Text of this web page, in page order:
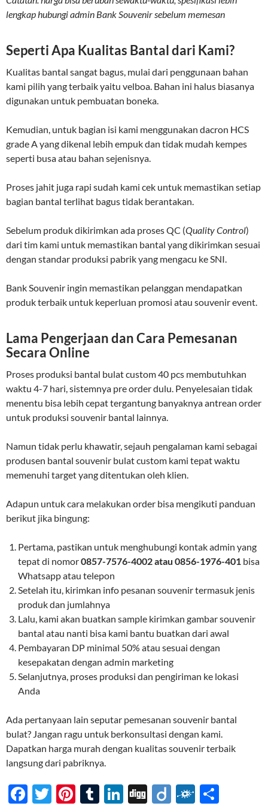
lengkap hubungi admin Bank Souvenir sebelum memesan
Seperti Apa Kualitas Bantal dari Kami?
Kualitas bantal sangat bagus, mulai dari penggunaan bahan
kami pilih yang terbaik yaitu velboa. Bahan ini halus biasanya
digunakan untuk pembuatan boneka.
Kemudian, untuk bagian isi kami menggunakan dacron HCS
grade A yang dikenal lebih empuk dan tidak mudah kempes
seperti busa atau bahan sejenisnya.
Proses jahit juga rapi sudah kami cek untuk memastikan setiap
bagian bantal terlihat bagus tidak berantakan.
Sebelum produk dikirimkan ada proses QC (Quality Control)
dari tim kami untuk memastikan bantal yang dikirimkan sesuai
dengan standar produksi pabrik yang mengacu ke SNI.
Bank Souvenir ingin memastikan pelanggan mendapatkan
produk terbaik untuk keperluan promosi atau souvenir event.
Lama Pengerjaan dan Cara Pemesanan
Secara Online
Proses produksi bantal bulat custom 40 pcs membutuhkan
waktu 4-7 hari, sistemnya pre order dulu. Penyelesaian tidak
menentu bisa lebih cepat tergantung banyaknya antrean order
untuk produksi souvenir bantal lainnya.
Namun tidak perlu khawatir, sejauh pengalaman kami sebagai
produsen bantal souvenir bulat custom kami tepat waktu
memenuhi target yang ditentukan oleh klien.
Adapun untuk cara melakukan order bisa mengikuti panduan
berikut jika bingung:
Pertama, pastikan untuk menghubungi kontak admin yang
tepat di nomor0857-7576-4002 atau 0856-1976-401 bisa
Whatsapp atau telepon
Setelah itu, kirimkan info pesanan souvenir termasuk jenis
produk dan jumlahnya
Lalu, kami akan buatkan sample kirimkan gambar souvenir
bantal atau nanti bisa kami bantu buatkan dari awal
Pembayaran DP minimal 50% atau sesuai dengan
kesepakatan dengan admin marketing
Selanjutnya, proses produksi dan pengiriman ke lokasi
Anda
Ada pertanyaan lain seputar pemesanan souvenir bantal
bulat? Jangan ragu untuk berkonsultasi dengan kami.
Dapatkan harga murah dengan kualitas souvenir terbaik
langsung dari pabriknya.
F
T
Pi T
Li
Di Di F